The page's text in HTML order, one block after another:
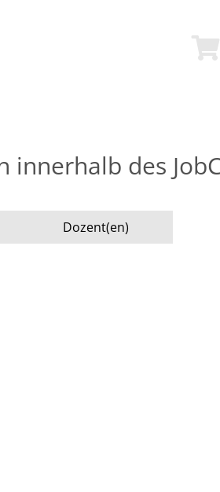
des
Dozent(en)